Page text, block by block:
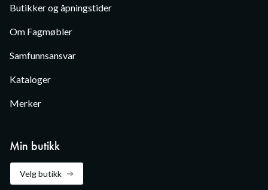
Butikker og åpningstider
Om Fagmøbler
Samfunnsansvar
Kataloger
Merker
Min butikk
Velg butikk